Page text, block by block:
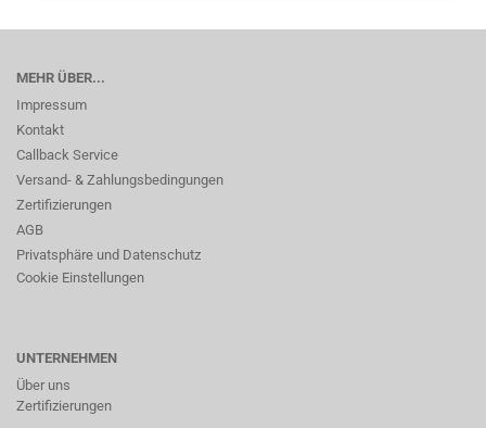
MEHR ÜBER...
Impressum
Kontakt
Callback Service
Versand- & Zahlungsbedingungen
Zertifizierungen
AGB
Privatsphäre und Datenschutz
Cookie Einstellungen
UNTERNEHMEN
Über uns
Zertifizierungen